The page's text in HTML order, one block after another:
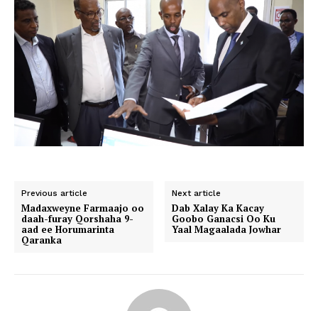
Previous article
Madaxweyne Farmaajo oo
daah-furay Qorshaha 9-
aad ee Horumarinta
Qaranka
Next article
Dab Xalay Ka Kacay
Goobo Ganacsi Oo Ku
Yaal Magaalada Jowhar